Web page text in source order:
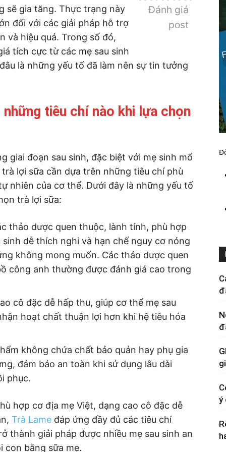
Đánh giá
post
sẽ gia tăng. Thực trạng này
đối với các giải pháp hỗ trợ
và hiệu quả. Trong số đó,
tích cực từ các mẹ sau sinh
là những yếu tố đã làm nên sự tin tưởng
tiêu chí nào khi lựa chọn
giai đoạn sau sinh, đặc biệt với mẹ sinh mổ
lợi sữa cần dựa trên những tiêu chí phù
nhiên của cơ thể. Dưới đây là những yếu tố
trà lợi sữa:
thảo dược quen thuộc, lành tính, phù hợp
dễ thích nghi và hạn chế nguy cơ nóng
không mong muốn. Các thảo dược quen
công anh thường được đánh giá cao trong
cô đặc dễ hấp thu, giúp cơ thể mẹ sau
hoạt chất thuận lợi hơn khi hệ tiêu hóa
không chứa chất bảo quản hay phụ gia
đảm bảo an toàn khi sử dụng lâu dài
phục.
hợp cơ địa mẹ Việt, dạng cao cô đặc dễ
Trà Lame đáp ứng đầy đủ các tiêu chí
thành giải pháp được nhiều mẹ sau sinh an
con bằng sữa mẹ.
ý